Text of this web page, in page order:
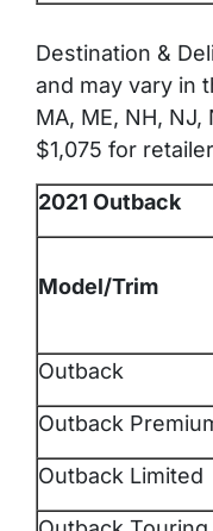
Destination &
and may vary in
MA, ME, NH, NJ,
$1,075 for
2021 Outback
Model/Trim
Outback
Outback
Outback Limited